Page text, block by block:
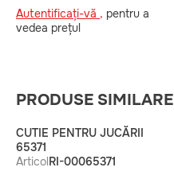
Autentificați-vă , pentru a
vedea prețul
PRODUSE SIMILARE
CUTIE PENTRU JUCĂRII
65371
ArticolRI-00065371